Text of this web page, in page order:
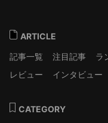
ARTICLE
記事一覧
注目記事 ラ
レビュー
インタビュー
CATEGORY